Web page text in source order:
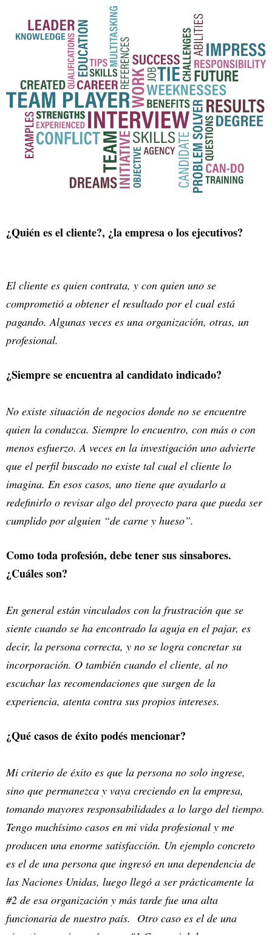
¿Quién es el cliente?, ¿la empresa o los ejecutivos?
El cliente es quien contrata, y con quien uno se
comprometió a obtener el resultado por el cual está
pagando. Algunas veces es una organización, otras, un
profesional.
¿Siempre se encuentra al candidato indicado?
No existe situación de negocios donde no se encuentre
quien la conduzca. Siempre lo encuentro, con más o con
menos esfuerzo. A veces en la investigación uno advierte
que el perfil buscado no existe tal cual el cliente lo
imagina. En esos casos, uno tiene que ayudarlo a
redefinirlo o revisar algo del proyecto para que pueda ser
cumplido por alguien “de carne y hueso”.
Como toda profesión, debe tener sus sinsabores.
¿Cuáles son?
En general están vinculados con la frustración que se
siente cuando se ha encontrado la aguja en el pajar, es
decir, la persona correcta, y no se logra concretar su
incorporación. O también cuando el cliente, al no
escuchar las recomendaciones que surgen de la
experiencia, atenta contra sus propios intereses.
¿Qué casos de éxito podés mencionar?
Mi criterio de éxito es que la persona no solo ingrese,
sino que permanezca y vaya creciendo en la empresa,
tomando mayores responsabilidades a lo largo del tiempo.
Tengo muchísimo casos en mi vida profesional y me
producen una enorme satisfacción. Un ejemplo concreto
es el de una persona que ingresó en una dependencia de
las Naciones Unidas, luego llegó a ser prácticamente la
#2 de esa organización y más tarde fue una alta
funcionaria de nuestro país. Otro caso es el de una